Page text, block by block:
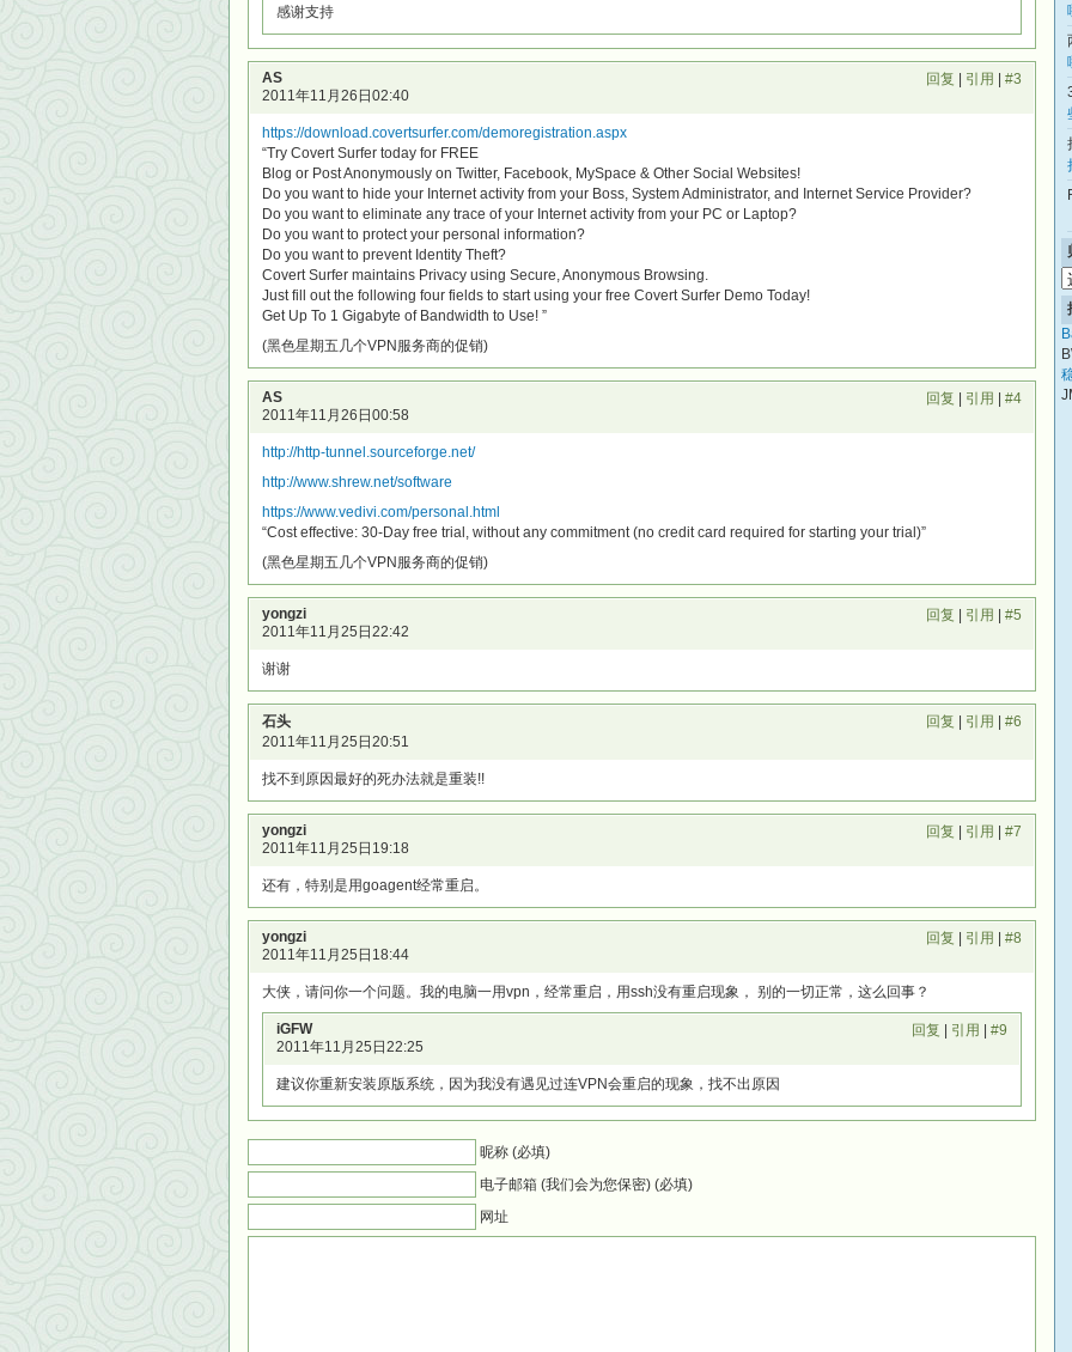
感谢支持
AS
2011年11月26日02:40
回复 引用 #3
https://download.covertsurfer.com/demoregistration.aspx
“Try Covert Surfer today for FREE
Blog or Post Anonymously on Twitter, Facebook, MySpace & Other Social Websites!
Do you want to hide your Internet activity from your Boss, System Administrator, and Internet Service Provider?
Do you want to eliminate any trace of your Internet activity from your PC or Laptop?
Do you want to protect your personal information?
Do you want to prevent Identity Theft?
Covert Surfer maintains Privacy using Secure, Anonymous Browsing.
Just fill out the following four fields to start using your free Covert Surfer Demo Today!
Get Up To 1 Gigabyte of Bandwidth to Use! ”
(黑色星期五几个VPN服务商的促销)
AS
2011年11月26日00:58
回复 引用 #4
http://http-tunnel.sourceforge.net/
http://www.shrew.net/software
https://www.vedivi.com/personal.html
“Cost effective: 30-Day free trial, without any commitment (no credit card required for starting your trial)”
(黑色星期五几个VPN服务商的促销)
yongzi
2011年11月25日22:42
回复 引用 #5
谢谢
石头
2011年11月25日20:51
回复 引用 #6
找不到原因最好的死办法就是重装!!
yongzi
2011年11月25日19:18
回复 引用 #7
还有，特别是用goagent经常重启。
yongzi
2011年11月25日18:44
回复 引用 #8
大侠，请问你一个问题。我的电脑一用vpn，经常重启，用ssh没有重启现象， 别的一切正常，这么回事？
iGFW
2011年11月25日22:25
回复 引用 #9
建议你重新安装原版系统，因为我没有遇见过连VPN会重启的现象，找不出原因
昵称 (必填)
电子邮箱 (我们会为您保密) (必填)
网址